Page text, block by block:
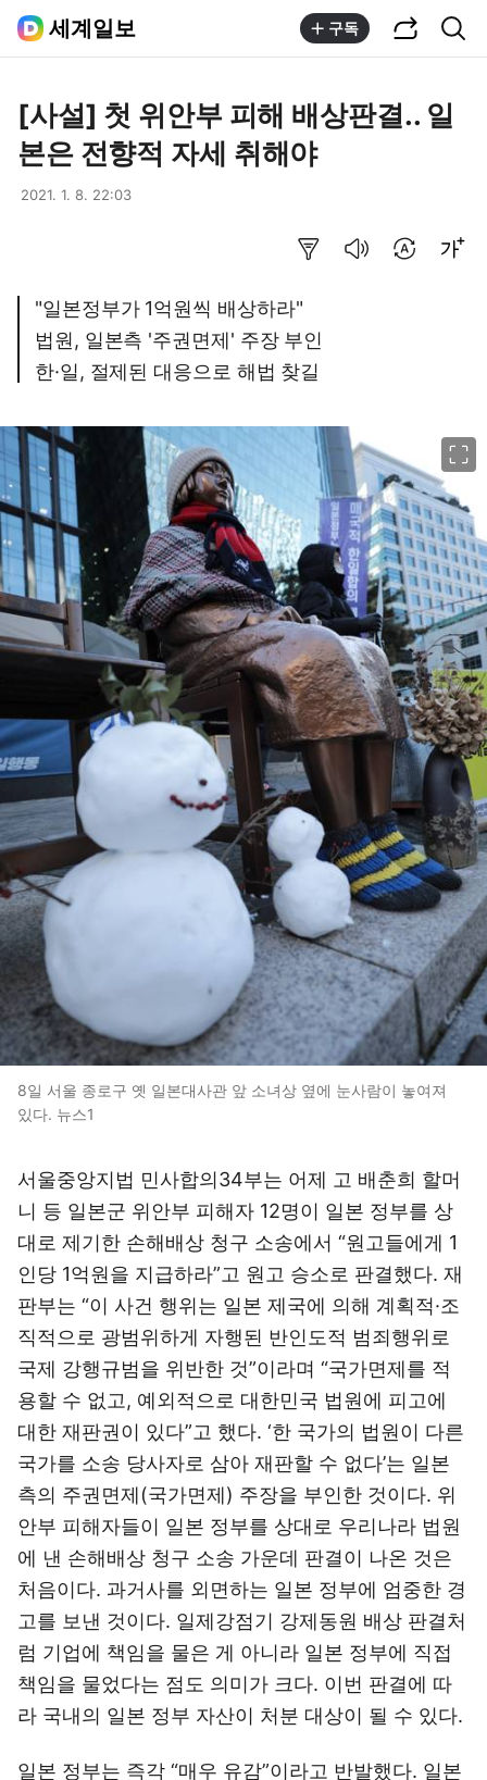
세계일보 구독
[사설] 첫 위안부 피해 배상판결.. 일
본은 전향적 자세 취해야
2021. 1. 8. 22:03
"일본정부가 1억원씩 배상하라"
법원, 일본측 '주권면제' 주장 부인
한·일, 절제된 대응으로 해법 찾길
8일 서울 종로구 옛 일본대사관 앞 소녀상 옆에 눈사람이 놓여져
있다. 뉴스1
서울중앙지법 민사합의34부는 어제 고 배춘희 할머
니 등 일본군 위안부 피해자 12명이 일본 정부를 상
대로 제기한 손해배상 청구 소송에서 “원고들에게 1
인당 1억원을 지급하라”고 원고 승소로 판결했다. 재
판부는 “이 사건 행위는 일본 제국에 의해 계획적·조
직적으로 광범위하게 자행된 반인도적 범죄행위로
국제 강행규범을 위반한 것”이라며 “국가면제를 적
용할 수 없고, 예외적으로 대한민국 법원에 피고에
대한 재판권이 있다”고 했다. ‘한 국가의 법원이 다른
국가를 소송 당사자로 삼아 재판할 수 없다’는 일본
측의 주권면제(국가면제) 주장을 부인한 것이다. 위
안부 피해자들이 일본 정부를 상대로 우리나라 법원
에 낸 손해배상 청구 소송 가운데 판결이 나온 것은
처음이다. 과거사를 외면하는 일본 정부에 엄중한 경
고를 보낸 것이다. 일제강점기 강제동원 배상 판결처
럼 기업에 책임을 물은 게 아니라 일본 정부에 직접
책임을 물었다는 점도 의미가 크다. 이번 판결에 따
라 국내의 일본 정부 자산이 처분 대상이 될 수 있다.
일본 정부는 즉각 “매우 유감”이라고 반발했다. 일본